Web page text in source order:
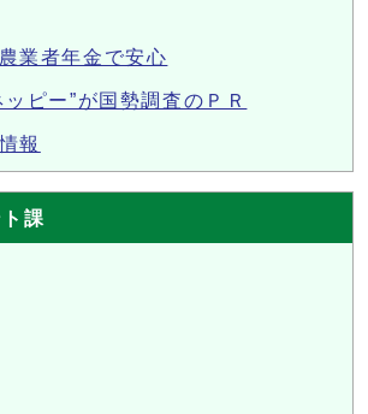
業者年金で安心
ピー”が国勢調査のＰＲ
報
課